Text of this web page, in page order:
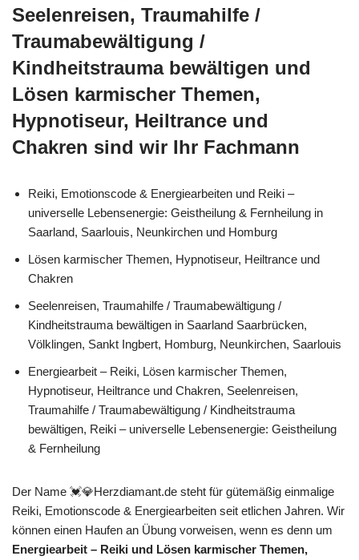
Seelenreisen, Traumahilfe /
Traumabewältigung /
Kindheitstrauma bewältigen und
Lösen karmischer Themen,
Hypnotiseur, Heiltrance und
Chakren sind wir Ihr Fachmann
Reiki, Emotionscode & Energiearbeiten und Reiki –
universelle Lebensenergie: Geistheilung & Fernheilung in
Saarland, Saarlouis, Neunkirchen und Homburg
Lösen karmischer Themen, Hypnotiseur, Heiltrance und
Chakren
Seelenreisen, Traumahilfe / Traumabewältigung /
Kindheitstrauma bewältigen in Saarland Saarbrücken,
Völklingen, Sankt Ingbert, Homburg, Neunkirchen, Saarlouis
Energiearbeit – Reiki, Lösen karmischer Themen,
Hypnotiseur, Heiltrance und Chakren, Seelenreisen,
Traumahilfe / Traumabewältigung / Kindheitstrauma
bewältigen, Reiki – universelle Lebensenergie: Geistheilung
& Fernheilung
Der Name 💓️💎Herzdiamant.de steht für gütemäßig einmalige
Reiki, Emotionscode & Energiearbeiten seit etlichen Jahren. Wir
können einen Haufen an Übung vorweisen, wenn es denn um
Energiearbeit – Reiki und Lösen karmischer Themen,